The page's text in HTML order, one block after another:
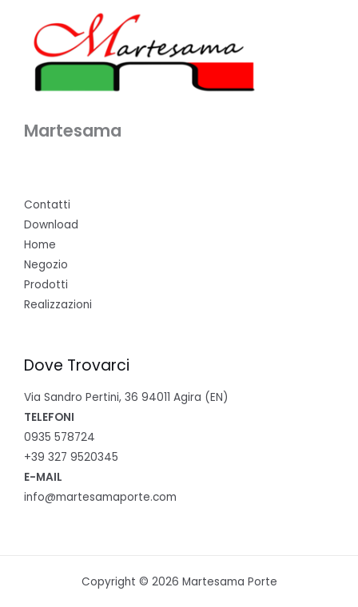
Martesama
Contatti
Download
Home
Negozio
Prodotti
Realizzazioni
Dove Trovarci
Via Sandro Pertini, 36 94011 Agira (EN)
TELEFONI
0935 578724
+39 327 9520345
E-MAIL
info@martesamaporte.com
Copyright © 2026 Martesama Porte